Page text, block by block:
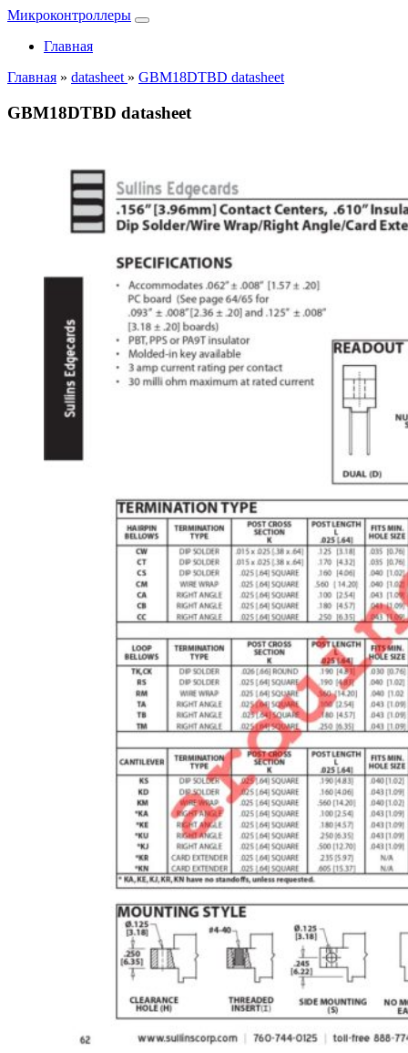
Микроконтроллеры
Главная
Главная » datasheet » GBM18DTBD datasheet
GBM18DTBD datasheet